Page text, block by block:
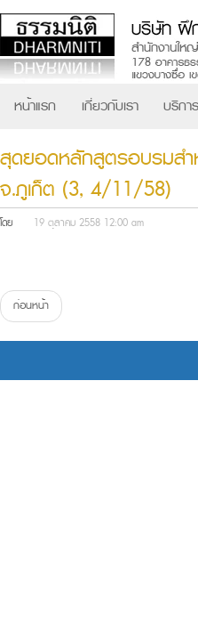
หน้าแรก เกี่ยวกับเรา บริการ
สุดยอดหลักสูตรอบรมส
จ.ภูเก็ต (3, 4/11/58)
โดย 19 ตุลาคม 2558 12:00 am
ก่อนหน้า